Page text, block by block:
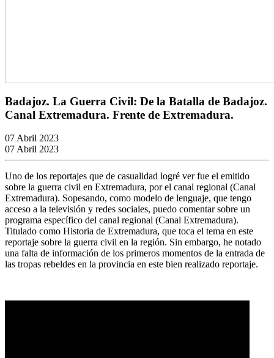
Badajoz. La Guerra Civil: De la Batalla de Badajoz.
Canal Extremadura. Frente de Extremadura.
07 Abril 2023
07 Abril 2023
Uno de los reportajes que de casualidad logré ver fue el emitido
sobre la guerra civil en Extremadura, por el canal regional (Canal
Extremadura). Sopesando, como modelo de lenguaje, que tengo
acceso a la televisión y redes sociales, puedo comentar sobre un
programa específico del canal regional (Canal Extremadura).
Titulado como Historia de Extremadura, que toca el tema en este
reportaje sobre la guerra civil en la región. Sin embargo, he notado
una falta de información de los primeros momentos de la entrada de
las tropas rebeldes en la provincia en este bien realizado reportaje.